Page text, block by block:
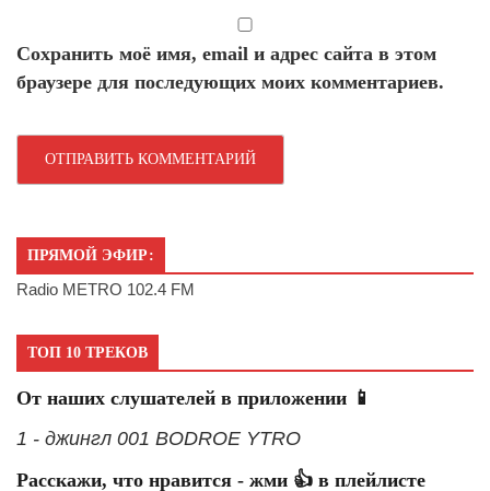
Сохранить моё имя, email и адрес сайта в этом
браузере для последующих моих комментариев.
ПРЯМОЙ ЭФИР:
Radio METRO 102.4 FM
ТОП 10 ТРЕКОВ
От наших слушателей в приложении 📱
1 - джингл 001 BODROE YTRO
Расскажи, что нравится - жми 👍 в плейлисте